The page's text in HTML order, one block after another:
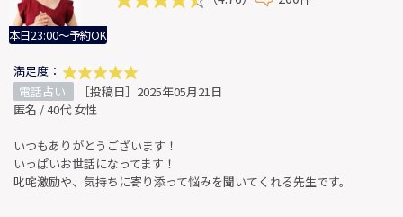
本日23:00～予約OK
満足度：
電話占い
［投稿日］2025年05月21日
匿名 / 40代 女性
いつもありがとうございます！
いっぱいお世話になってます！
叱咤激励や、気持ちに寄り添って悩みを聞いてくれる先生です。